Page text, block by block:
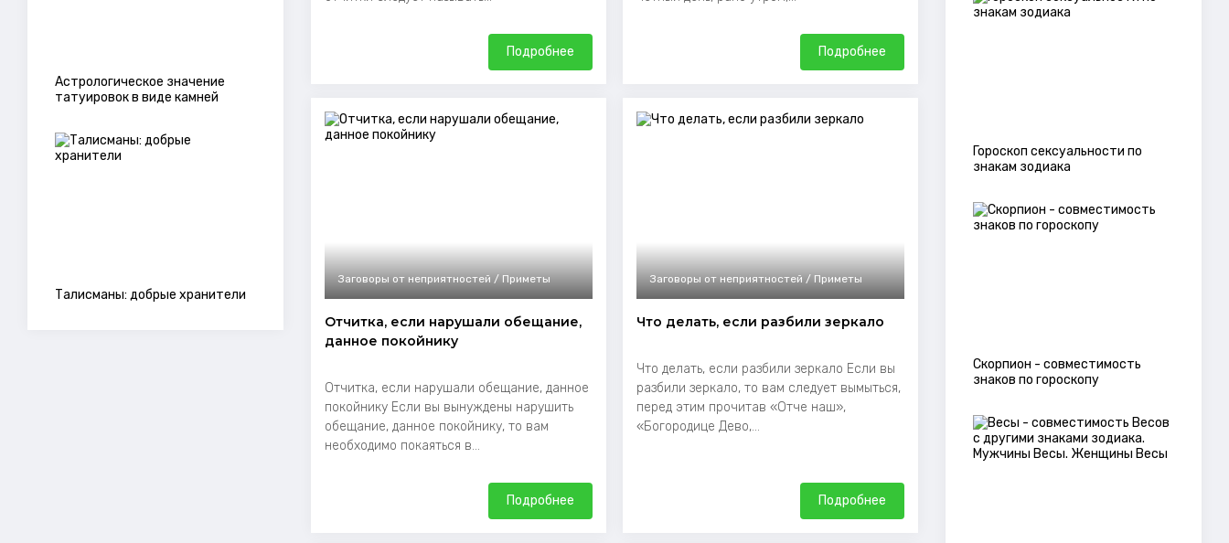
Подробнее Подробнее
Заговоры от неприятностей / Приметы
Отчитка, если нарушали обещание,
данное покойнику
Отчитка, если нарушали обещание, данное
покойнику Если вы вынуждены нарушить
обещание, данное покойнику, то вам
необходимо покаяться в...
Подробнее
Заговоры от неприятностей / Приметы
Что делать, если разбили зеркало
Что делать, если разбили зеркало Если вы
разбили зеркало, то вам следует вымыться,
перед этим прочитав «Отче наш»,
«Богородице Дево,...
Подробнее
Астрологическое значение
татуировок в виде камней
Талисманы: добрые хранители
Гороскоп сексуальности по
знакам зодиака
Скорпион - совместимость
знаков по гороскопу